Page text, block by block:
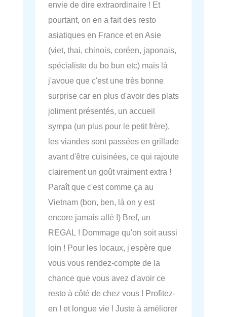
envie de dire extraordinaire ! Et
pourtant, on en a fait des resto
asiatiques en France et en Asie
(viet, thai, chinois, coréen, japonais,
spécialiste du bo bun etc) mais là
j'avoue que c'est une très bonne
surprise car en plus d'avoir des plats
joliment présentés, un accueil
sympa (un plus pour le petit frère),
les viandes sont passées en grillade
avant d'être cuisinées, ce qui rajoute
clairement un goût vraiment extra !
Paraît que c'est comme ça au
Vietnam (bon, ben, là on y est
encore jamais allé !) Bref, un
REGAL ! Dommage qu'on soit aussi
loin ! Pour les locaux, j'espère que
vous vous rendez-compte de la
chance que vous avez d'avoir ce
resto à côté de chez vous ! Profitez-
en ! et longue vie ! Juste à améliorer